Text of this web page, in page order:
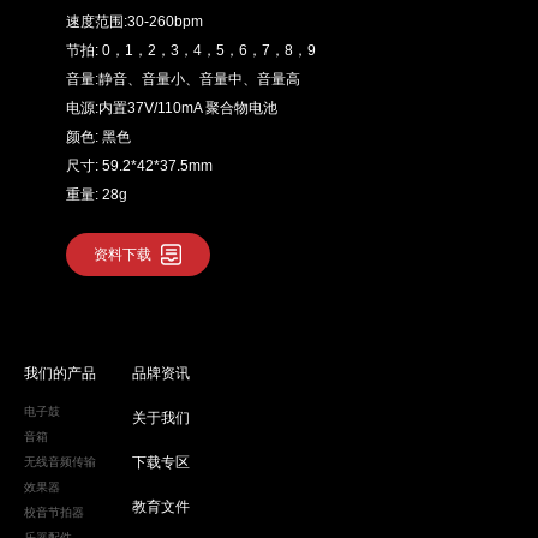
速度范围:30-260bpm
节拍: 0，1，2，3，4，5，6，7，8，9
音量:静音、音量小、音量中、音量高
电源:内置37V/110mA 聚合物电池
颜色: 黑色
尺寸: 59.2*42*37.5mm
重量: 28g
资料下载
我们的产品
电子鼓
音箱
无线音频传输
效果器
校音节拍器
品牌资讯
关于我们
下载专区
教育文件